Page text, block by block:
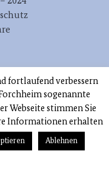
fortlaufend verbessern
sogenannte
Webseite stimmen Sie
Informationen erhalten
Ablehnen